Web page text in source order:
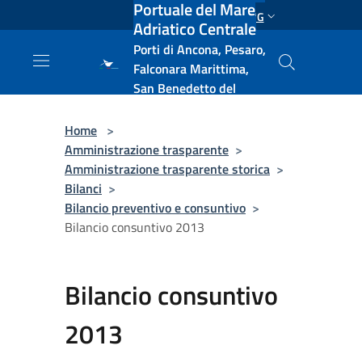
Salta al contenuto principale ENG
Portuale del Mare
Adriatico Centrale
Porti di Ancona, Pesaro,
Falconara Marittima,
San Benedetto del
Home >
Amministrazione trasparente >
Amministrazione trasparente storica >
Bilanci >
Bilancio preventivo e consuntivo >
Bilancio consuntivo 2013
Bilancio consuntivo
2013